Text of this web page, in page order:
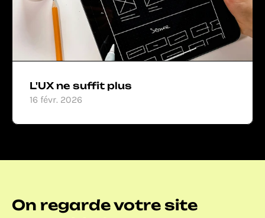
L'UX ne suffit plus
16 févr. 2026
On regarde votre site